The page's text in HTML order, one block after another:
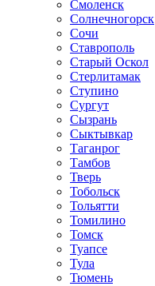
Смоленск
Солнечногорск
Сочи
Ставрополь
Старый Оскол
Стерлитамак
Ступино
Сургут
Сызрань
Сыктывкар
Таганрог
Тамбов
Тверь
Тобольск
Тольятти
Томилино
Томск
Туапсе
Тула
Тюмень